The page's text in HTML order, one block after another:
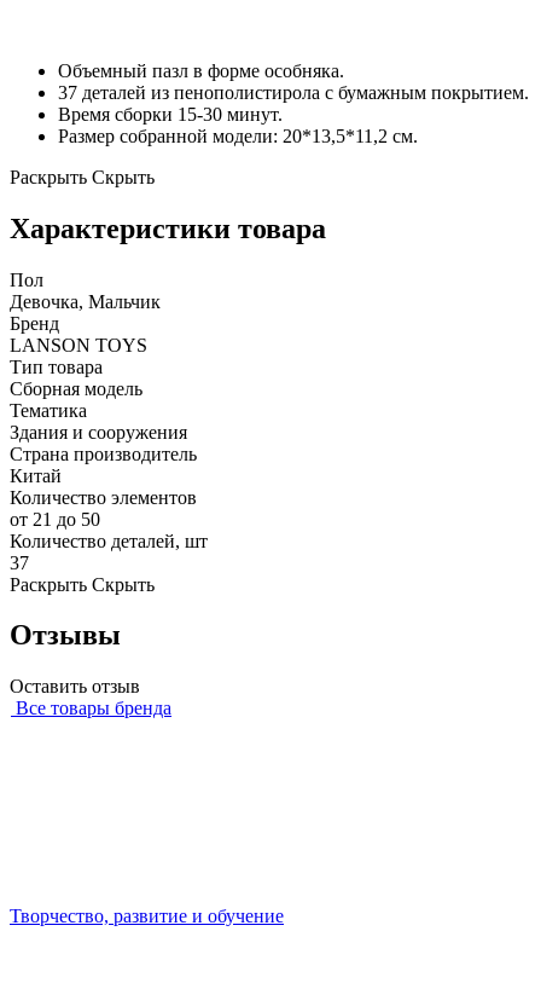
Объемный пазл в форме особняка.
37 деталей из пенополистирола с бумажным покрытием.
Время сборки 15-30 минут.
Размер собранной модели: 20*13,5*11,2 см.
Раскрыть Скрыть
Характеристики товара
Пол
Девочка, Мальчик
Бренд
LANSON TOYS
Тип товара
Сборная модель
Тематика
Здания и сооружения
Страна производитель
Китай
Количество элементов
от 21 до 50
Количество деталей, шт
37
Раскрыть Скрыть
Отзывы
Оставить отзыв
Все товары бренда
Творчество, развитие и обучение